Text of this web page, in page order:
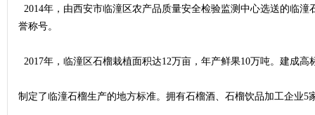
2014年，由西安市临潼区农产品质量安全检验监测中心选送的临潼
誉称号。
2017年，临潼区石榴栽植面积达12万亩，年产鲜果10万吨。建成高
制定了临潼石榴生产的地方标准。拥有石榴酒、石榴饮品加工企业5